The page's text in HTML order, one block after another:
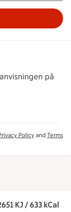
på
Policyand Terms
KJ / 633 kCal